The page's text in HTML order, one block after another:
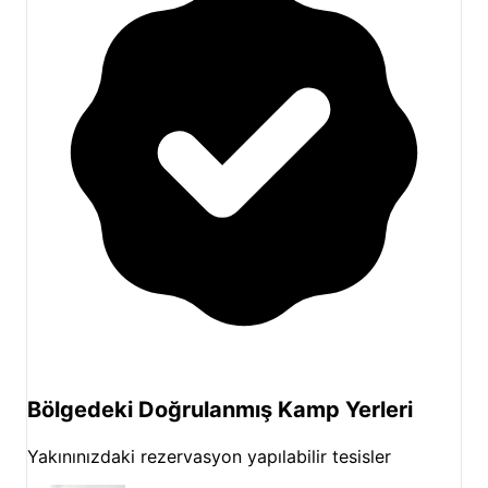
rezervasyon
için sayfamızdaki müsaitlik takvimini
kontrol edebilir, kamp deneyiminizi planlamaya
hemen başlayabilirsiniz. Misafirlerimizin olumlu
Çekirdeksiz Mandalin Camping
yorum
tesisimizin sunduğu deneyimin kalitesini bir kez daha
ortaya koyuyor.
Yakınınızdaki rezervasyon yapılabilir tesisler